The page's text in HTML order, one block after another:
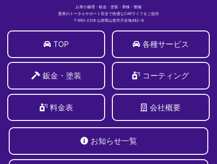
お車の修理・板金・塗装・車検・整備
愛車のトータルサポート安全で快適なCARライフをご提供
〒990-2316 山形県山形市片谷地482−6
TOP 各種サービス
鈑金・塗装 コーティング
料金表 会社概要
お知らせ一覧